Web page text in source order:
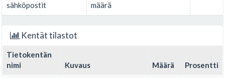
sähköpostit
määrä
Kentät tilastot
Tietokentän
nimi
Kuvaus Määrä Prosentti